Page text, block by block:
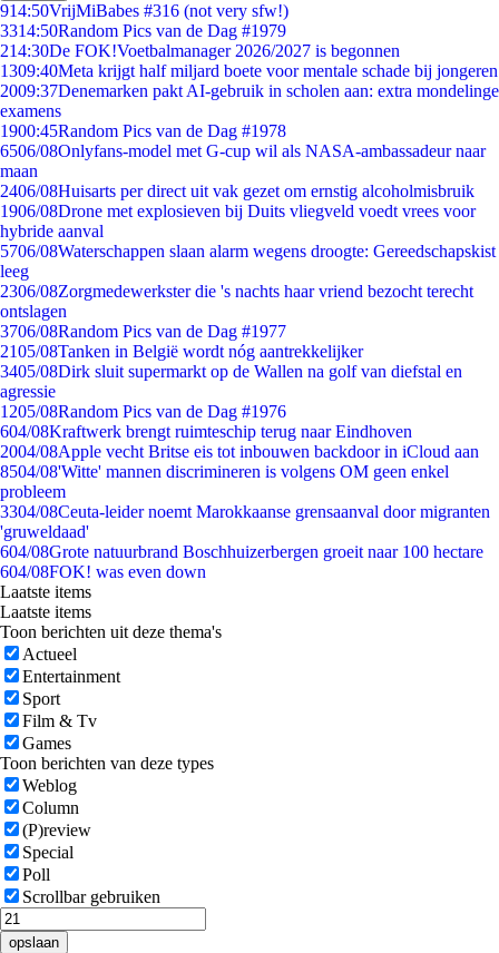
914:50VrijMiBabes #316 (not very sfw!)
3314:50Random Pics van de Dag #1979
214:30De FOK!Voetbalmanager 2026/2027 is begonnen
1309:40Meta krijgt half miljard boete voor mentale schade bij jongeren
2009:37Denemarken pakt AI-gebruik in scholen aan: extra mondelinge
examens
1900:45Random Pics van de Dag #1978
6506/08Onlyfans-model met G-cup wil als NASA-ambassadeur naar
maan
2406/08Huisarts per direct uit vak gezet om ernstig alcoholmisbruik
1906/08Drone met explosieven bij Duits vliegveld voedt vrees voor
hybride aanval
5706/08Waterschappen slaan alarm wegens droogte: Gereedschapskist
leeg
2306/08Zorgmedewerkster die 's nachts haar vriend bezocht terecht
ontslagen
3706/08Random Pics van de Dag #1977
2105/08Tanken in België wordt nóg aantrekkelijker
3405/08Dirk sluit supermarkt op de Wallen na golf van diefstal en
agressie
1205/08Random Pics van de Dag #1976
604/08Kraftwerk brengt ruimteschip terug naar Eindhoven
2004/08Apple vecht Britse eis tot inbouwen backdoor in iCloud aan
8504/08'Witte' mannen discrimineren is volgens OM geen enkel
probleem
3304/08Ceuta-leider noemt Marokkaanse grensaanval door migranten
'gruweldaad'
604/08Grote natuurbrand Boschhuizerbergen groeit naar 100 hectare
604/08FOK! was even down
Laatste items
Laatste items
Toon berichten uit deze thema's
Actueel
Entertainment
Sport
Film & Tv
Games
Toon berichten van deze types
Weblog
Column
(P)review
Special
Poll
Scrollbar gebruiken
opslaan